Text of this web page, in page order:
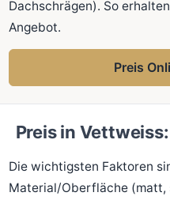
Dachschrägen). So
Angebot.
Preis
Preis in
Die wichtigsten Faktoren
Material/Oberfläche